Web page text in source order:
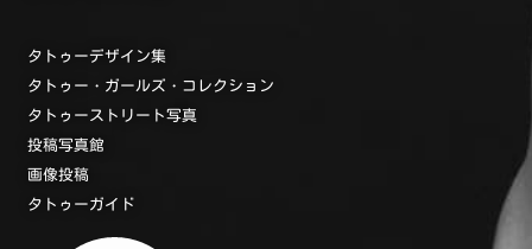
タトゥーデザイン集
タトゥー・ガールズ・コレクション
タトゥーストリート写真
投稿写真館
画像投稿
タトゥーガイド